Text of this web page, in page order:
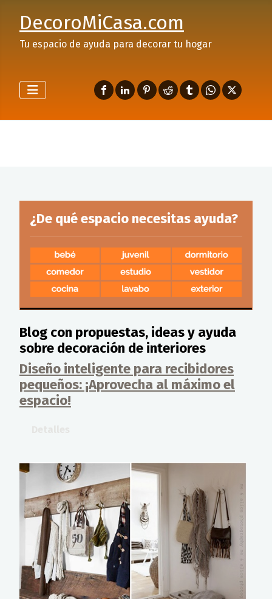
DecoroMiCasa.com
Tu espacio de ayuda para decorar tu hogar
¿De qué espacio necesitas ayuda?
Blog con propuestas, ideas y ayuda
sobre decoración de interiores
Diseño inteligente para recibidores
pequeños: ¡Aprovecha al máximo el
espacio!